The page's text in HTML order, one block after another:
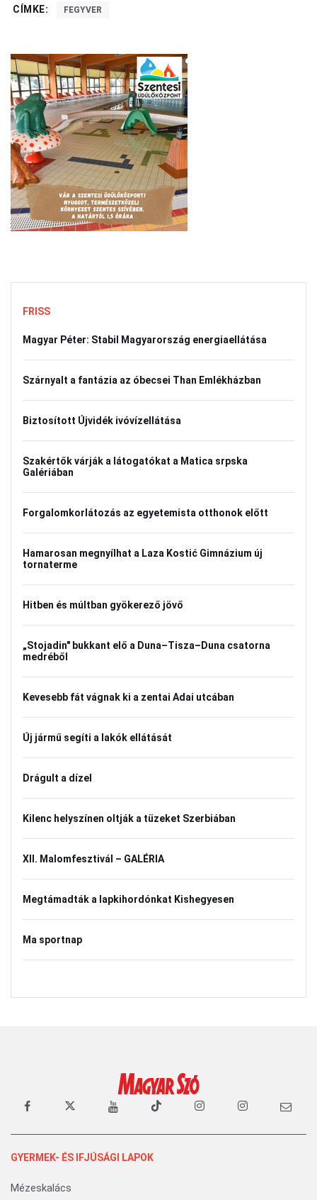
CÍMKE: FEGYVER
FRISS
Magyar Péter: Stabil Magyarország energiaellátása
Szárnyalt a fantázia az óbecsei Than Emlékházban
Biztosított Újvidék ivóvízellátása
Szakértők várják a látogatókat a Matica srpska
Galériában
Forgalomkorlátozás az egyetemista otthonok előtt
Hamarosan megnyílhat a Laza Kostić Gimnázium új
tornaterme
Hitben és múltban gyökerező jövő
„Stojadin" bukkant elő a Duna–Tisza–Duna csatorna
medréből
Kevesebb fát vágnak ki a zentai Adai utcában
Új jármű segíti a lakók ellátását
Drágult a dízel
Kilenc helyszínen oltják a tüzeket Szerbiában
XII. Malomfesztivál – GALÉRIA
Megtámadták a lapkihordónkat Kishegyesen
Ma sportnap
GYERMEK- ÉS IFJÚSÁGI LAPOK
Mézeskalács